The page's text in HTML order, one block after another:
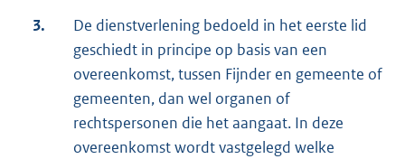
3.
De dienstverlening bedoeld in het eerste lid
geschiedt in principe op basis van een
overeenkomst, tussen Fijnder en gemeente of
gemeenten, dan wel organen of
rechtspersonen die het aangaat. In deze
overeenkomst wordt vastgelegd welke